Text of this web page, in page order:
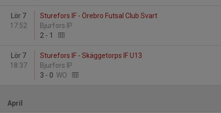
Lör 7
17:52
Sturefors IF - Örebro Futsal Club Svart
Bjurfors IP
2 - 1
Lör 7
18:37
Sturefors IF - Skäggetorps IF U13
Bjurfors IP
3 - 0 WO
April